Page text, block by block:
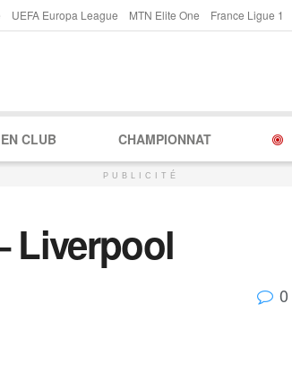
UEFA Europa League MTN Elite One France Ligue 1
CLUB CHAMPIONNAT
PUBLICITÉ
Liverpool
0